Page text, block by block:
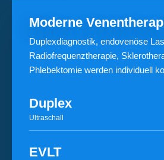
Moderne
Duplexdiagnostik, endovenöse
Radiofrequenztherapie,
Phlebektomie werden individuell
Duplex
Ultraschall
EVLT